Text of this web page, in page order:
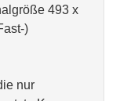
493 x
)
nur